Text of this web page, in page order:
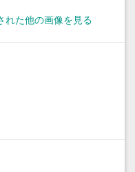
れた他の画像を見る